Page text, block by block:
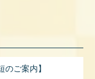
のご案内】